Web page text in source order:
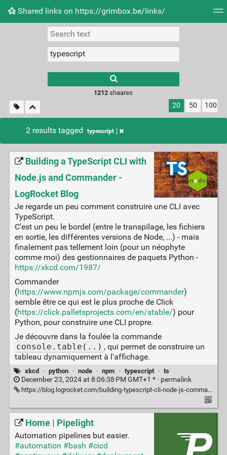
Shared links on https://grimbox.be/links/
Picture wall
1212 shaares
20 50 100
2 results tagged typescript
Building a TypeScript CLI with
Node.js and Commander -
LogRocket Blog
Je regarde un peu comment construire une CLI avec
TypeScript.
C'est un peu le bordel (entre le transpilage, les fichiers
en sortie, les différentes versions de Node, ...) - mais
finalement pas tellement loin (pour un néophyte
comme moi) des gestionnaires de paquets Python -
https://xkcd.com/1987/
Commander
(https://www.npmjs.com/package/commander)
semble être ce qui est le plus proche de Click
(https://click.palletsprojects.com/en/stable/) pour
Python, pour construire une CLI propre.
Je découvre dans la foulée la commande
console.table(..) , qui permet de construire un
tableau dynamiquement à l'affichage.
xkcd · python · node · npm · typescript · ts
December 23, 2024 at 8:06:38 PM GMT+1 * · permalink
https://blog.logrocket.com/building-typescript-cli-node-js-commander/
Home | Pipelight
Automation pipelines but easier.
#automation #bash #cicd